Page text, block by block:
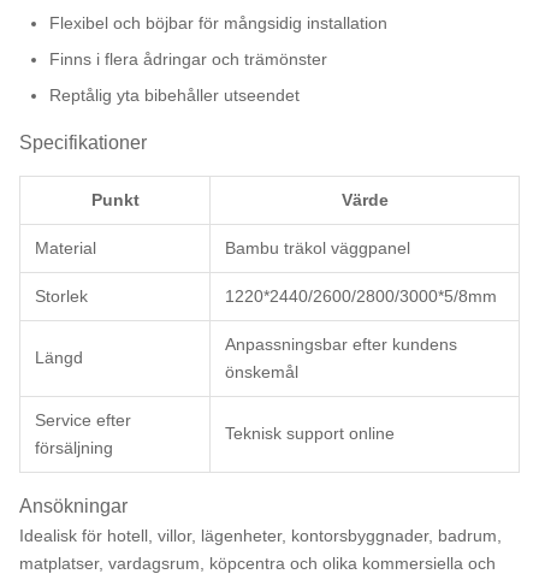
Flexibel och böjbar för mångsidig installation
Finns i flera ådringar och trämönster
Reptålig yta bibehåller utseendet
Specifikationer
Punkt Värde
Material Bambu träkol väggpanel
Storlek 1220*2440/2600/2800/3000*5/8mm
Längd
Anpassningsbar efter kundens
önskemål
Service efter
försäljning
Teknisk support online
Ansökningar
Idealisk för hotell, villor, lägenheter, kontorsbyggnader, badrum,
matplatser, vardagsrum, köpcentra och olika kommersiella och